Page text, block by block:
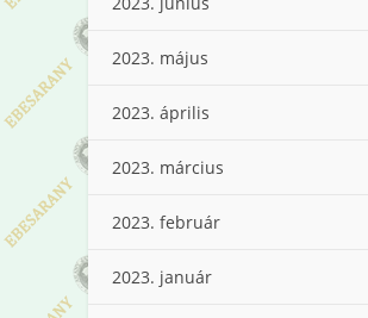
2023. május
2023. április
2023. március
2023. február
2023. január